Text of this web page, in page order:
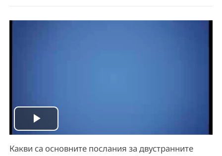
P
l
Какви са основните послания за двустранните